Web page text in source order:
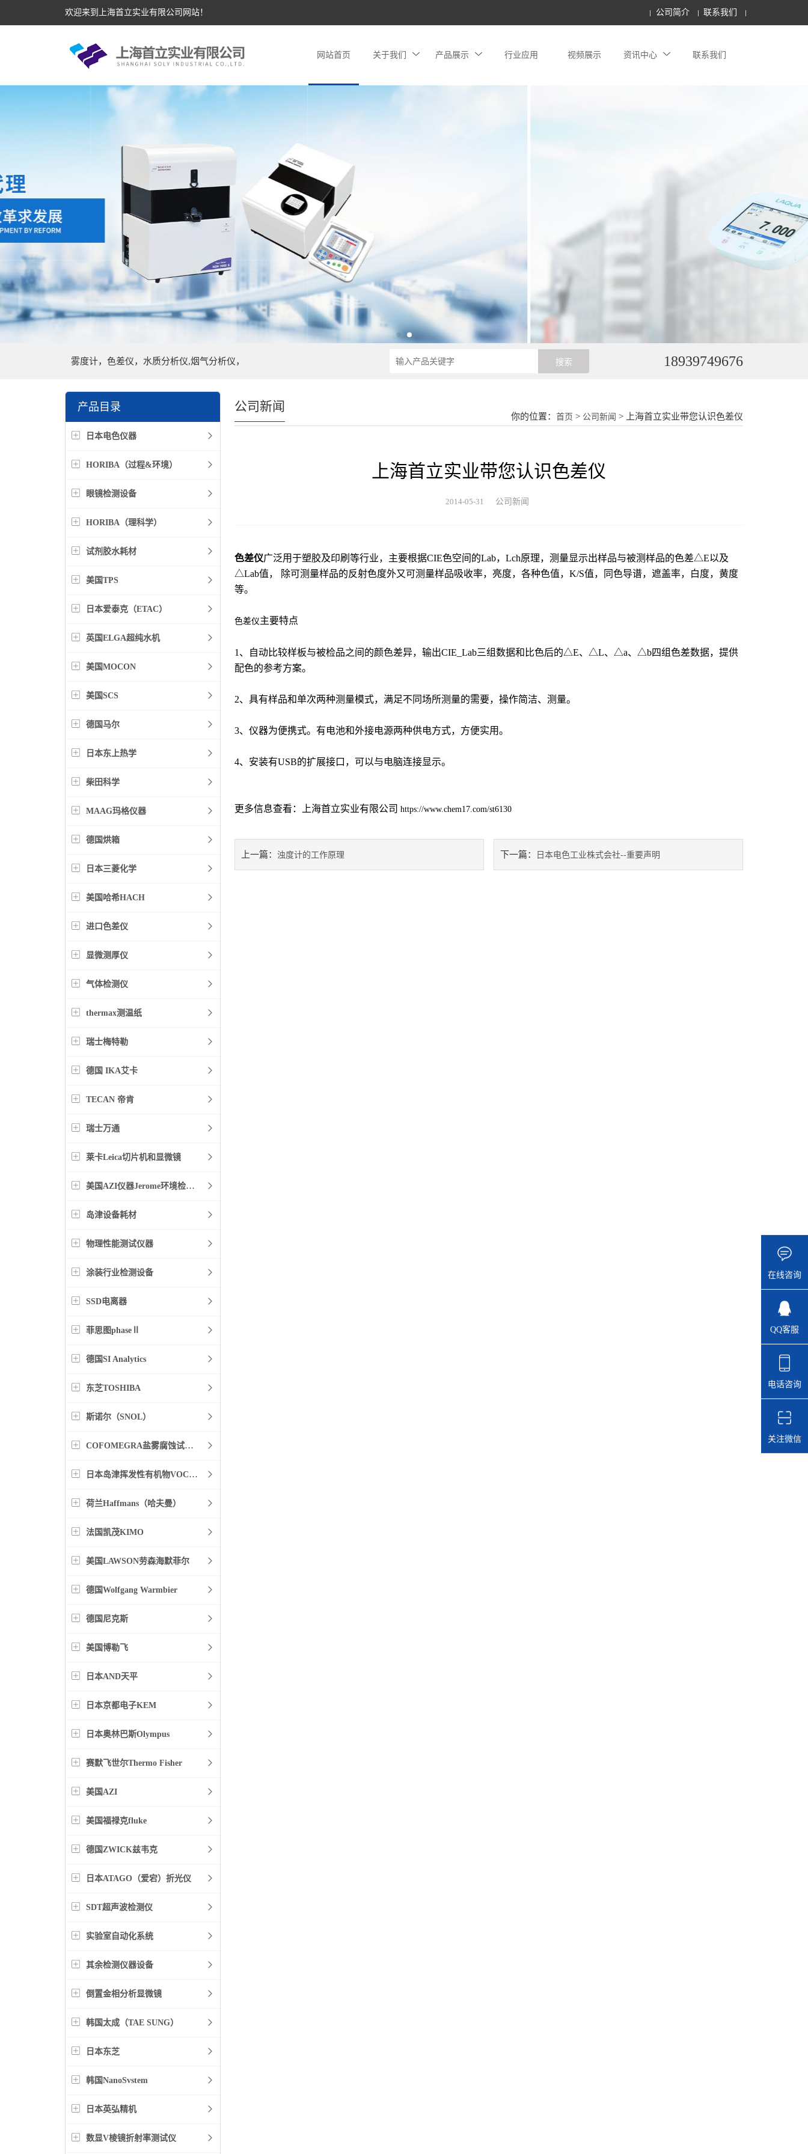
欢迎来到上海首立实业有限公司网站！ 公司简介 联系我们
网站首页 关于我们 产品展示 行业应用 视频展示 资讯中心 联系我们
雾度计，色差仪，水质分析仪,烟气分析仪， 18939749676
产品目录
日本电色仪器
HORIBA（过程&环境）
眼镜检测设备
HORIBA（理科学）
试剂胶水耗材
美国TPS
日本爱泰克（ETAC）
英国ELGA超纯水机
美国MOCON
美国SCS
德国马尔
日本东上热学
柴田科学
MAAG玛格仪器
德国烘箱
日本三菱化学
美国哈希HACH
进口色差仪
显微测厚仪
气体检测仪
thermax测温纸
瑞士梅特勒
德国 IKA艾卡
TECAN 帝肯
瑞士万通
莱卡Leica切片机和显微镜
美国AZI仪器Jerome环境检测仪器
岛津设备耗材
物理性能测试仪器
涂装行业检测设备
SSD电离器
菲思图phaseⅡ
德国SI Analytics
东芝TOSHIBA
斯诺尔（SNOL）
COFOMEGRA盐雾腐蚀试验箱
日本岛津挥发性有机物VOC检测
荷兰Haffmans（哈夫曼）
法国凯茂KIMO
美国LAWSON劳森海默菲尔
德国Wolfgang Warmbier
德国尼克斯
美国博勒飞
日本AND天平
日本京都电子KEM
日本奥林巴斯Olympus
赛默飞世尔Thermo Fisher
美国AZI
美国福禄克fluke
德国ZWICK兹韦克
日本ATAGO（爱宕）折光仪
SDT超声波检测仪
实验室自动化系统
其余检测仪器设备
倒置金相分析显微镜
韩国太成（TAE SUNG）
日本东芝
韩国NanoSvstem
日本英弘精机
数显V棱镜折射率测试仪
你的位置：首页 > 公司新闻 > 上海首立实业带您认识色差仪
公司新闻
上海首立实业带您认识色差仪
2014-05-31 公司新闻
色差仪广泛用于塑胶及印刷等行业，主要根据CIE色空间的Lab，Lch原理，测量显示出样品与被测样品的色差△E以及
△Lab值， 除可测量样品的反射色度外又可测量样品吸收率，亮度，各种色值，K/S值，同色导谱，遮盖率，白度，黄度
等。
色差仪主要特点
1、自动比较样板与被检品之间的颜色差异，输出CIE_Lab三组数据和比色后的△E、△L、△a、△b四组色差数据，提供
配色的参考方案。
2、具有样品和单次两种测量模式，满足不同场所测量的需要，操作简洁、测量。
3、仪器为便携式。有电池和外接电源两种供电方式，方便实用。
4、安装有USB的扩展接口，可以与电脑连接显示。
更多信息查看：上海首立实业有限公司 https://www.chem17.com/st6130
上一篇： 浊度计的工作原理 下一篇： 日本电色工业株式会社--重要声明
在线咨询
QQ客服
电话咨询
关注微信